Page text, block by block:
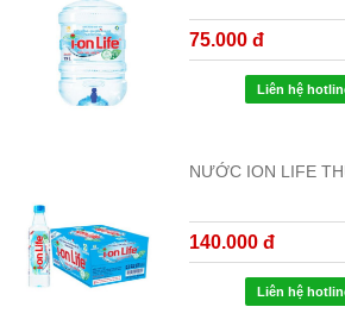
75.000 đ
Liên hệ
NƯỚC ION LIFE
140.000 đ
Liên hệ